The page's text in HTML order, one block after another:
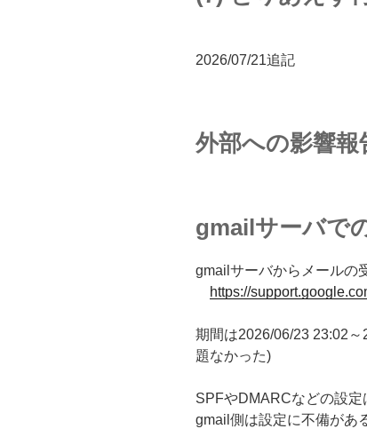
2026/07/21追記
外部への影響報
gmailサーバで
gmailサーバからメールの
https://
期間は2026/06/23 23:02
題なかった)
SPFやDMARCなどの設定
gmail側は設定に不備があ